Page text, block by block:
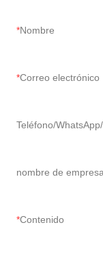
Nombre
Correo electrónico
Teléfono/
nombre de
Contenido